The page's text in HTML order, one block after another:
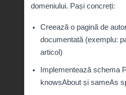
domeniului. Pași concreți:
Creează o pagină de
documentată (exemplu:
articol)
Implementează schema
knowsAbout și sameAs